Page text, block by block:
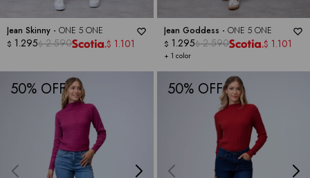
Jean Skinny - ONE 5 ONE
$ 1.295$ 2.590 $ 1.101
Jean Goddess - ONE 5 ONE
+ 1 color
$ 1.295$ 2.590 $ 1.101
50 50